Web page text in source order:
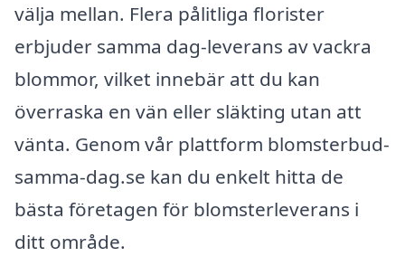
välja mellan. Flera pålitliga florister
erbjuder samma dag-leverans av vackra
blommor, vilket innebär att du kan
överraska en vän eller släkting utan att
vänta. Genom vår plattform blomsterbud-
samma-dag.se kan du enkelt hitta de
bästa företagen för blomsterleverans i
ditt område.